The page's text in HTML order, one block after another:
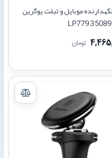
موبایل و تبلت یوگرین
تومان